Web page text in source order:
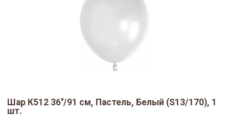
Шар К512 36''/91 см, Пастель, Белый (S13/170), 1
шт.